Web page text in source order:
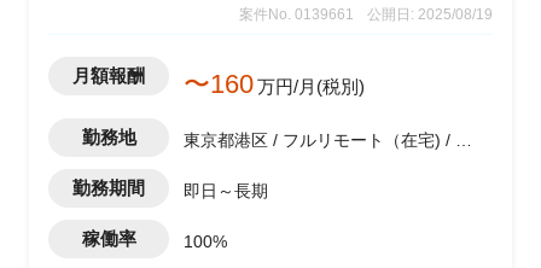
案件No. 0139661
公開日: 2025/08/19
月額報酬 〜160万円/月(税別)
勤務地
東京都港区 / フルリモート（在宅) / 六
勤務期間 即日～長期
稼働率 100%